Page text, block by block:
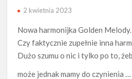
2 kwietnia 2023
Nowa harmonijka Golden
Czy faktycznie zupełnie inna
Dużo szumu o nic i tylko po to,
może jednak mamy do czynienia …